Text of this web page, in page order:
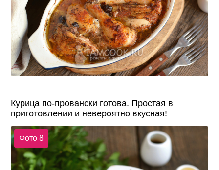
Курица по-провански готова. Простая в
приготовлении и невероятно вкусная!
Фото 8